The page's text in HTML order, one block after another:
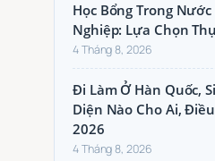
Học Bổng Trong
Nghiệp: Lựa Chọn
4 Tháng 8, 2026
Đi Làm Ở Hàn Quốc,
Diện Nào Cho Ai,
2026
4 Tháng 8, 2026